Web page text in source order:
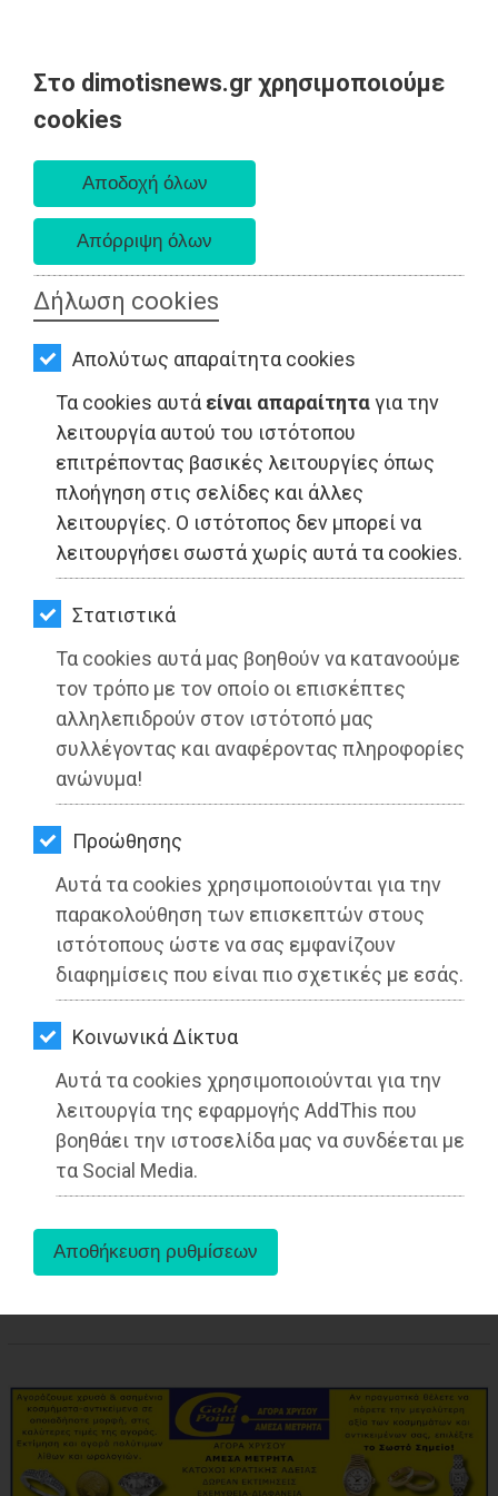
Στο dimotisnews.gr χρησιμοποιούμε
cookies
Δήλωση cookies
Απολύτως απαραίτητα cookies
Τα cookies αυτά είναι απαραίτηταγια την
λειτουργία αυτού του ιστότοπου
επιτρέποντας βασικές λειτουργίες όπως
πλοήγηση στις σελίδες και άλλες
λειτουργίες. Ο ιστότοπος δεν μπορεί να
λειτουργήσει σωστά χωρίς αυτά τα cookies.
Στατιστικά
Τα cookies αυτά μας βοηθούν να κατανοούμε
τον τρόπο με τον οποίο οι επισκέπτες
αλληλεπιδρούν στον ιστότοπό μας
συλλέγοντας και αναφέροντας πληροφορίες
ανώνυμα!
Προώθησης
Αυτά τα cookies χρησιμοποιούνται για την
παρακολούθηση των επισκεπτών στους
ιστότοπους ώστε να σας εμφανίζουν
διαφημίσεις που είναι πιο σχετικές με εσάς.
Kοινωνικά Δίκτυα
Αυτά τα cookies χρησιμοποιούνται για την
λειτουργία της εφαρμογής AddThis που
βοηθάει την ιστοσελίδα μας να συνδέεται με
τα Social Media.
AΡΧΙΚΗ
ΕΙΔΗΣΕΙΣ
ΠΟΛΙΤΙΚΗ
ΤΟΠΙΚΗ
ΑΥΤΟΔΙΟΙΚΗΣΗ
ΟΙΚΟΝΟΜΙΑ
ΑΘΛΗΤΙΣΜΟΣ
ΠΟΛΙΤΙΣΜΟΣ
ΣΠΙΤΙ-
ΚΗΠΟΣ
ΥΓΕΙΑ
LIFESTYLE
ΤΑΞΙΔΙΑ
ΕΞΟΔΟΣ
ΠΕΡΙΒΑΛΛΟΝ
ΚΑΤΟΙΚΙΔΙΟ
ΑΓΓΕΛΙΕΣ
ΕΦΗΜΕΡΙΔΕΣ
OΔΗΓΟΣ
ΑΓΟΡΑΣ
ΨΙΘΥΡΟΙ
ΑΠΟΣΤΟΛΗ
ΑΡΘΡΩΝ
LIFESTYLE - Παλλήνη
ΕΥΔΑΠ: 6η Ανακοίνωση - ενημέρωση
των ιδιοκτητών ακινήτων Δήμου
Παλλήνης
Διαβάστηκε 3807 φορές
27-05-2025
Από τo Dimotisnews